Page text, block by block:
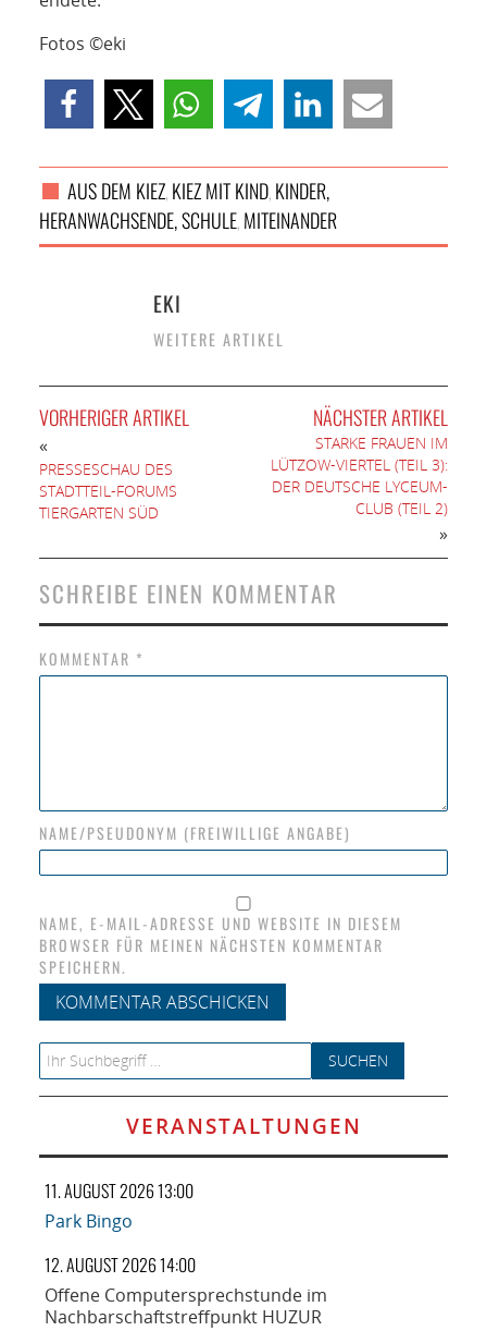
Fotos ©eki
AUS DEM KIEZ, KIEZ MIT KIND, KINDER,
HERANWACHSENDE, SCHULE, MITEINANDER
EKI
WEITERE ARTIKEL
VORHERIGER ARTIKEL
«
PRESSESCHAU DES
STADTTEIL-FORUMS
TIERGARTEN SÜD
NÄCHSTER ARTIKEL
STARKE FRAUEN IM
LÜTZOW-VIERTEL (TEIL 3):
DER DEUTSCHE LYCEUM-
CLUB (TEIL 2)
»
SCHREIBE EINEN KOMMENTAR
KOMMENTAR *
NAME/PSEUDONYM (FREIWILLIGE ANGABE)
NAME, E-MAIL-ADRESSE UND WEBSITE IN DIESEM
BROWSER FÜR MEINEN NÄCHSTEN KOMMENTAR
SPEICHERN.
Search for:
VERANSTALTUNGEN
11. AUGUST 2026 13:00
Park Bingo
12. AUGUST 2026 14:00
Offene Computersprechstunde im
Nachbarschaftstreffpunkt HUZUR